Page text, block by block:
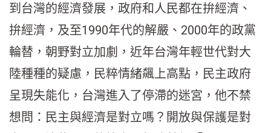
到台灣的經濟發展，政府和人民都在拚經濟、
拚經濟，及至1990年代的解嚴、2000年的政黨
輪替，朝野對立加劇，近年台灣年輕世代對大
陸種種的疑慮，民粹情緒飆上高點，民主政府
呈現失能化，台灣進入了停滯的迷宮，他不禁
想問：民主與經濟是對立嗎？開放與保護是對